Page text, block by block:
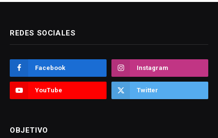
REDES SOCIALES
Facebook Instagram
YouTube Twitter
OBJETIVO